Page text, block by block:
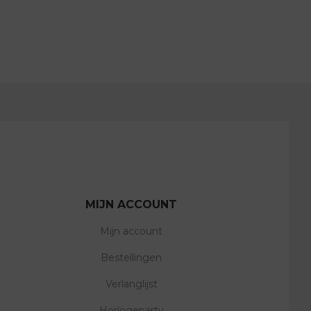
MIJN ACCOUNT
Mijn account
Bestellingen
Verlanglijst